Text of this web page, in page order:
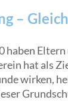
–
haben
hat als
wirken,